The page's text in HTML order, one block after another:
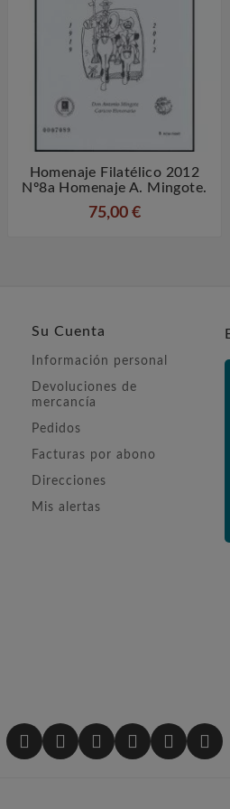
 
Homenaje Filatélico 2012
Nº8a Homenaje A. Mingote.
75,00 €
Su Cuenta
Información personal
Devoluciones de
mercancía
Pedidos
Facturas por abono
Direcciones
Mis alertas